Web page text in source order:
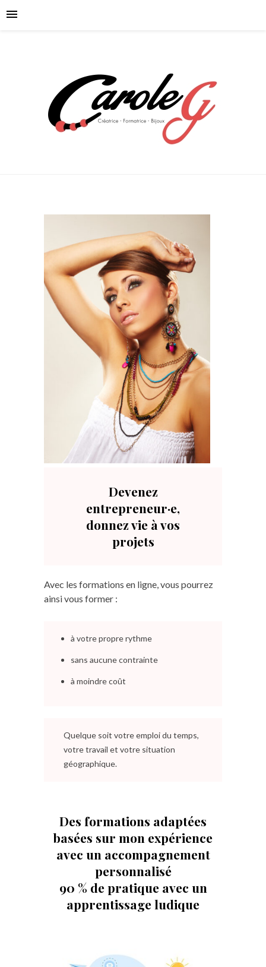
Devenez
entrepreneur·e,
donnez vie à vos
projets
Avec les formations en ligne, vous pourrez
ainsi vous former :
à votre propre rythme
sans aucune contrainte
à moindre coût
Quelque soit votre emploi du temps,
votre travail et votre situation
géographique.
Des formations adaptées
basées sur mon expérience
avec un accompagnement
personnalisé
90 % de pratique avec un
apprentissage ludique